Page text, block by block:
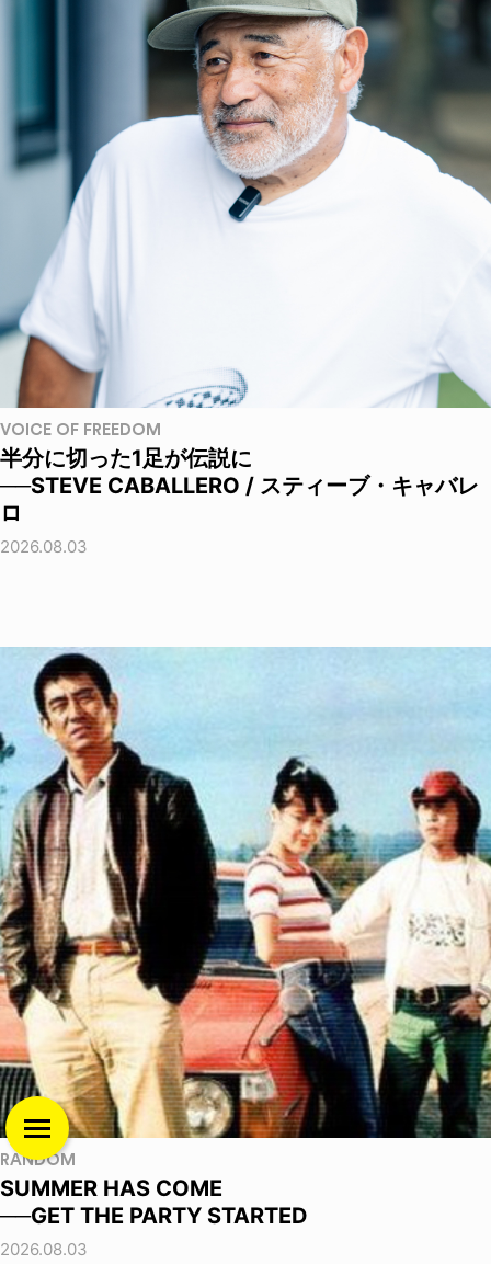
VOICE OF FREEDOM
半分に切った1足が伝説に
──STEVE CABALLERO / スティーブ・キャバレ
ロ
2026.08.03
RANDOM
SUMMER HAS COME
──GET THE PARTY STARTED
2026.08.03